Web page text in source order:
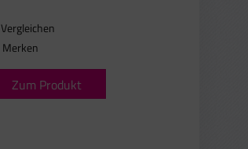
Vergleichen
Merken
Zum Produkt